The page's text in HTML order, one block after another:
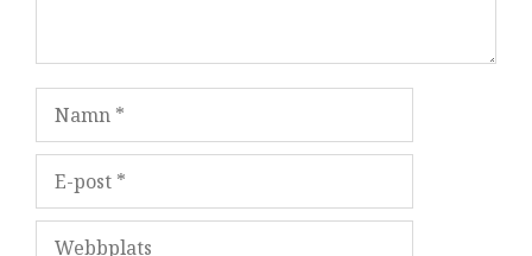
Namn
post
Webbplats